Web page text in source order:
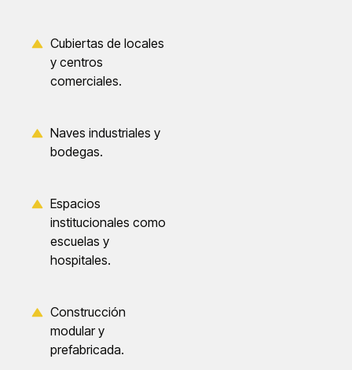
Cubiertas de locales
y centros
comerciales.
Naves industriales y
bodegas.
Espacios
institucionales como
escuelas y
hospitales.
Construcción
modular y
prefabricada.